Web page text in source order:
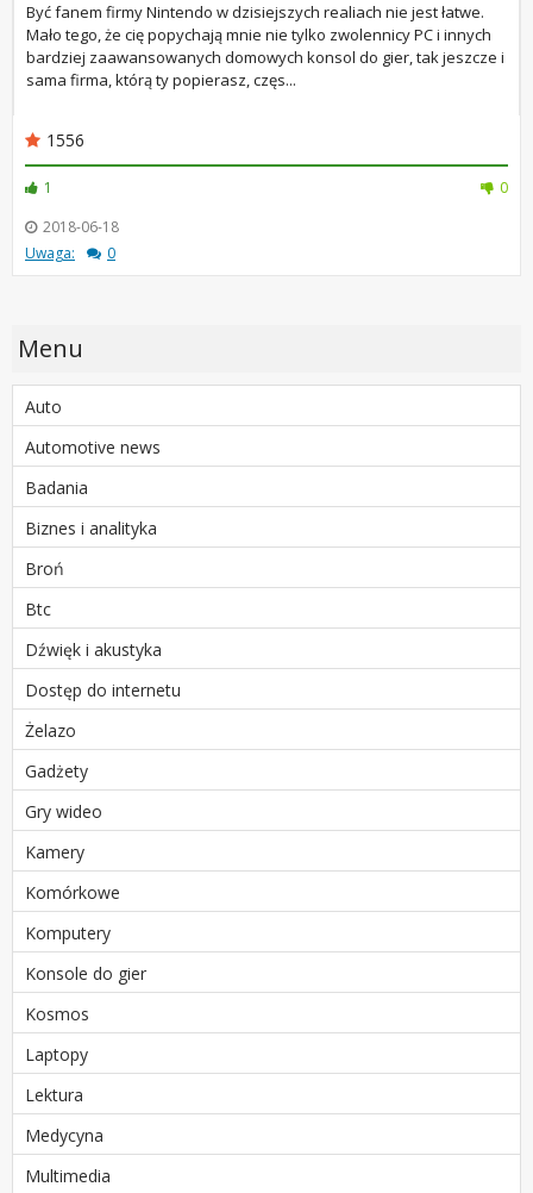
Być fanem firmy Nintendo w dzisiejszych realiach nie jest łatwe.
Mało tego, że cię popychają mnie nie tylko zwolennicy PC i innych
bardziej zaawansowanych domowych konsol do gier, tak jeszcze i
sama firma, którą ty popierasz, częs...
1556
1
0
2018-06-18
Uwaga:
0
Menu
Auto
Automotive news
Badania
Biznes i analityka
Broń
Btc
Dźwięk i akustyka
Dostęp do internetu
Żelazo
Gadżety
Gry wideo
Kamery
Komórkowe
Komputery
Konsole do gier
Kosmos
Laptopy
Lektura
Medycyna
Multimedia